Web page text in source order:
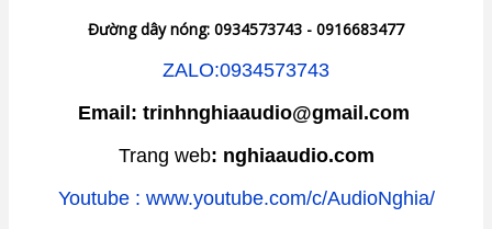
Đường dây nóng: 0934573743 - 0916683477
ZALO:0934573743
Email: trinhnghiaaudio@gmail.com
Trang web: nghiaaudio.com
Youtube : www.youtube.com/c/AudioNghia/